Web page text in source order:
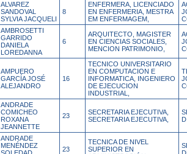
ALVAREZ
SANDOVAL
SYLVIA JACQUELI
8
ENFERMERA, LICENCIADO
EN ENFERMERIA, MESTRA
EM ENFERMAGEM,
AMBROSETTI
GARRIDO
DANIELA
LOREDANNA
6
ARQUITECTO, MAGISTER
EN CIENCIAS SOCIALES,
MENCION PATRIMONIO,
AMPUERO
GARCÍA JOSÉ
ALEJANDRO
16
TECNICO UNIVERSITARIO
EN COMPUTACION E
INFORMATICA, INGENIERO
DE EJECUCION
INDUSTRIAL,
ANDRADE
COMICHEO
ROXANA
JEANNETTE
23
SECRETARIA EJECUTIVA,
SECRETARIA EJECUTIVA,
ANDRADE
MENÉNDEZ
23
TECNICA DE NIVEL
SUPERIOR EN